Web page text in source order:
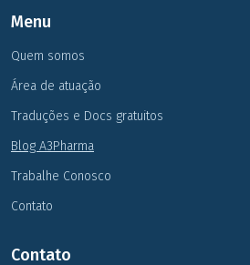
Menu
Quem somos
Área de atuação
Traduções e Docs gratuitos
Blog A3Pharma
Trabalhe Conosco
Contato
Contato